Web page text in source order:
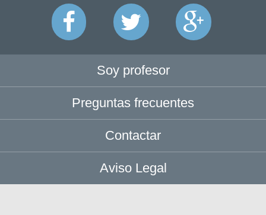
Soy profesor
Preguntas frecuentes
Contactar
Aviso Legal